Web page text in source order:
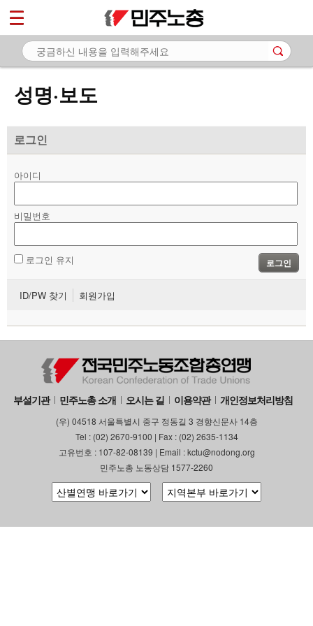
성명·보도
로그인
아이디
비밀번호
로그인 유지 로그인
ID/PW 찾기 회원가입
부설기관 민주노총 소개 오시는 길 이용약관 개인정보처리방침
(우) 04518 서울특별시 중구 정동길 3 경향신문사 14층
Tel : (02) 2670-9100 | Fax : (02) 2635-1134
고유번호 : 107-82-08139 | Email : kctu@nodong.org
민주노총 노동상담 1577-2260
마이페이지
소개
- 공지사항
- 성명·보도
자료
부설기관
업무